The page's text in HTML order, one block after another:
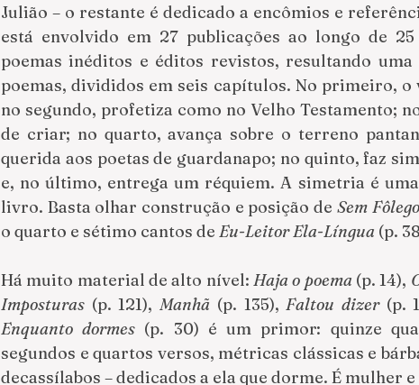
Julião – o restante é dedicado a encômios e
está envolvido em 27 publicações ao longo de
poemas inéditos e éditos revistos, resultando
poemas, divididos em seis capítulos. No primeiro, o
no segundo, profetiza como no Velho Testamento;
de criar; no quarto, avança sobre o terreno
querida aos poetas de guardanapo; no quinto, faz
e, no último, entrega um réquiem. A simetria é
livro. Basta olhar construção e posição de Sem Fôlego
o quarto e sétimo cantos de Eu-Leitor Ela-Língua (p.
Há muito material de alto nível: Haja o poema (p. 14),
Imposturas (p. 121), Manhã (p. 135), Faltou dizer (p.
Enquanto dormes (p. 30) é um primor: quinze
segundos e quartos versos, métricas clássicas e
decassílabos – dedicados a ela que dorme. É mulher